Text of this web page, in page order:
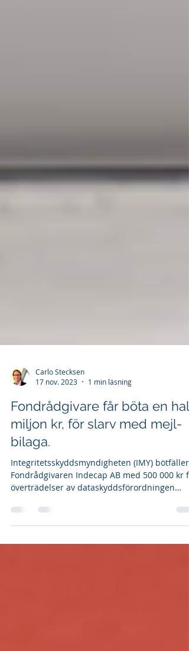
Carlo Stecksen
17 nov. 2023
1 min läsning
Fondrådgivare får böta en halv
miljon kr, för slarv med mejl-
bilaga.
Integritetsskyddsmyndigheten (IMY) bötfäller
Fondrådgivaren Indecap AB med 500 000 kr
(GDPR).